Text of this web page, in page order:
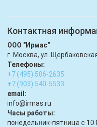
Контактная
ООО "Ирмас"
г. Москва, ул.
Телефоны:
+7 (495) 506-2635
+7 (903) 540-5533
email:
infо@irmas.ru
Часы работы:
понедельник-пятница с